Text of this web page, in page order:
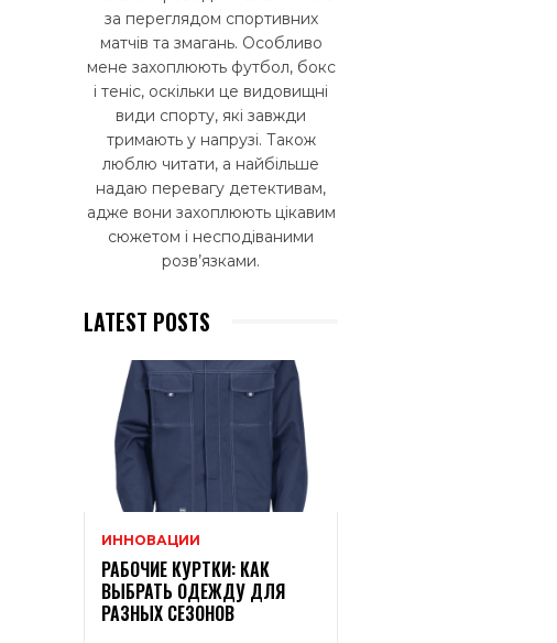
за переглядом спортивних
матчів та змагань. Особливо
мене захоплюють футбол, бокс
і теніс, оскільки це видовищні
види спорту, які завжди
тримають у напрузі. Також
люблю читати, а найбільше
надаю перевагу детективам,
адже вони захоплюють цікавим
сюжетом і несподіваними
розв’язками.
LATEST POSTS
ИННОВАЦИИ
РАБОЧИЕ КУРТКИ: КАК
ВЫБРАТЬ ОДЕЖДУ ДЛЯ
РАЗНЫХ СЕЗОНОВ